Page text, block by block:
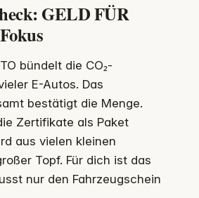
GELD FÜR
bündelt die CO₂-
E-Autos. Das
bestätigt die Menge.
Zertifikate als Paket
aus vielen kleinen
Topf. Für dich ist das
nur den Fahrzeugschein